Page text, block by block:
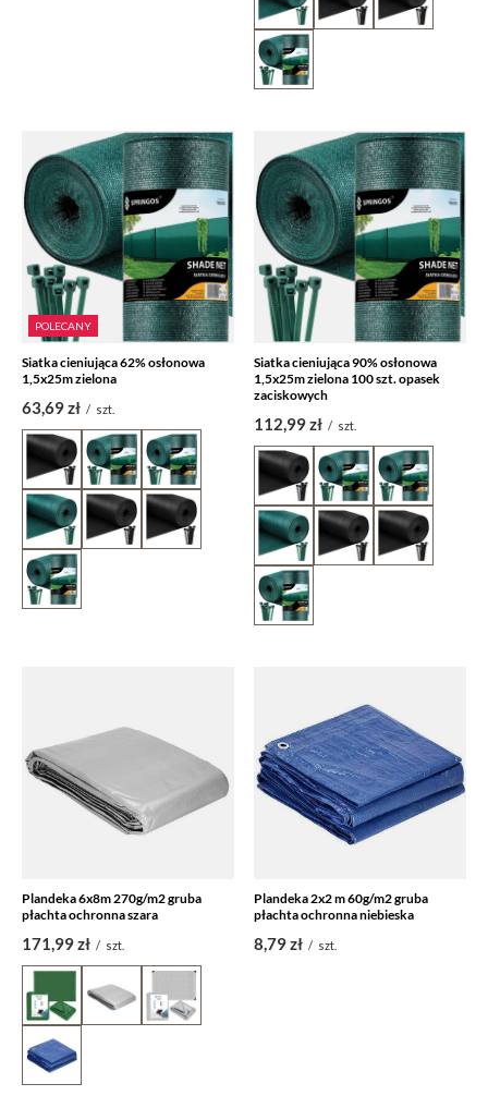
POLECANY
Siatka cieniująca 62% osłonowa
1,5x25m zielona
63,69 zł / szt.
Siatka cieniująca 90% osłonowa
1,5x25m zielona 100 szt. opasek
zaciskowych
112,99 zł / szt.
Plandeka 6x8m 270g/m2 gruba
płachta ochronna szara
171,99 zł / szt.
Plandeka 2x2 m 60g/m2 gruba
płachta ochronna niebieska
8,79 zł / szt.